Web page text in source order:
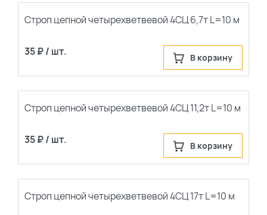
Строп цепной четырехветвевой 4СЦ 6,7т L=10 м
35 ₽ / шт. В корзину
Строп цепной четырехветвевой 4СЦ 11,2т L=10 м
35 ₽ / шт. В корзину
Строп цепной четырехветвевой 4СЦ 17т L=10 м